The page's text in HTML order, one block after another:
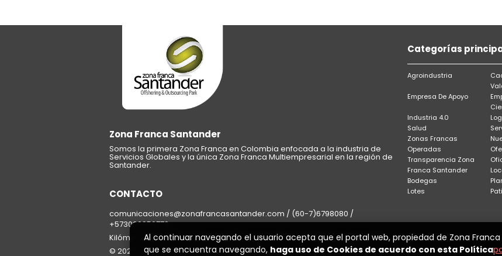
Zona Franca Santander
Somos la primera Zona Franca en Colombia enfocada a la industria de
Servicios Globales y la única Zona Franca Multiempresarial en la región de
Santander.
CONTACTO
comunicaciones@zonafrancasantander.com / (60-7)6798080 /
+573006056779
Kilómetro 4 Anillo Vial Río Frío, Edificio Suza Vita / Floridablanca, Colombia
© 2026 Todos los derechos reservados
Categorías
Agroindustria
Empresa De Apoyo
Industria 4.0
Salud
Zonas Francas
Operadas
Transparencia Zona
Franca Santander
Bodegas
Lotes
Al continuar navegando el usuario acepta que el portal web, propiedad de Zona
que se encuentra navegando, haga uso de Cookies de acuerdo con esta Política